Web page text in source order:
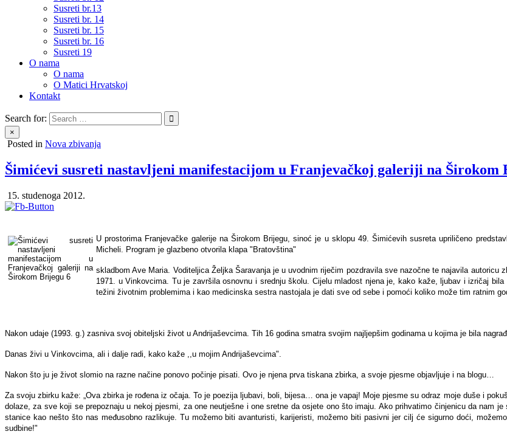
Susreti br.13
Susreti br. 14
Susreti br. 15
Susreti br. 16
Susreti 19
O nama
O nama
O Matici Hrvatskoj
Kontakt
Search for:
×
Posted in Nova zbivanja
Šimićevi susreti nastavljeni manifestacijom u Franjevačkoj galeriji na Širokom
15. studenoga 2012.
U prostorima Franjevačke galerije na Širokom Brijegu, sinoć je u sklopu 49. Šimićevih susreta upriličeno
Micheli. Program je glazbeno otvorila klapa "Bratovština"
skladbom Ave Maria. Voditeljica Željka Šaravanja je u uvodnim riječim pozdravila sve nazočne te najavila
1971. u Vinkovcima. Tu je završila osnovnu i srednju školu. Cijelu mladost njena je, kako kaže, ljubav i izričaj
težini životnim problemima i kao medicinska sestra nastojala je dati sve od sebe i pomoći koliko može tim ratnim
Nakon udaje (1993. g.) zasniva svoj obiteljski život u Andrijaševcima. Tih 16 godina smatra svojim najljepšim godinama u kojima je bila
Danas živi u Vinkovcima, ali i dalje radi, kako kaže ,,u mojim Andrijaševcima".
Nakon što ju je život slomio na razne načine ponovo počinje pisati. Ovo je njena prva tiskana zbirka, a svoje pjesme objavljuje i na blogu…
Za svoju zbirku kaže: „Ova zbirka je rođena iz očaja. To je poezija ljubavi, boli, bijesa… ona je vapaj! Moje pjesme su odraz moje duše i
dolaze, za sve koji se prepoznaju u nekoj pjesmi, za one neutješne i one sretne da osjete ono što imaju. Ako prihvatimo činjenicu da nam
stanice kao nešto što nas međusobno razlikuje. Tu možemo biti avanturisti, karijeristi, možemo biti pasivni jer cilj će sigurno doći,
sudbine!"